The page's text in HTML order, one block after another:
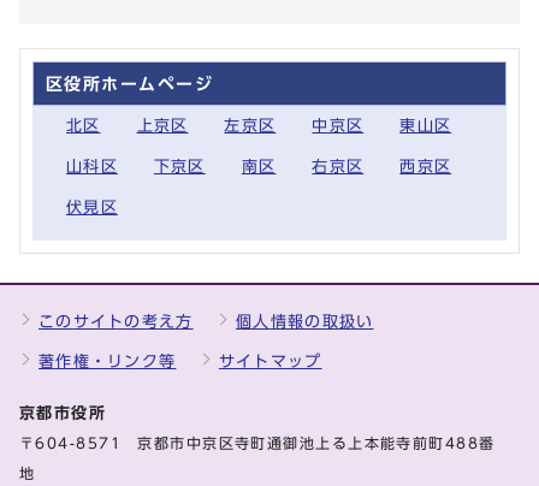
区役所ホームページ
北区 上京区 左京区 中京区 東山区
山科区 下京区 南区 右京区 西京区
伏見区
このサイトの考え方 個人情報の取扱い
著作権・リンク等 サイトマップ
京都市役所
〒604-8571 京都市中京区寺町通御池上る上本能寺前町488番
地